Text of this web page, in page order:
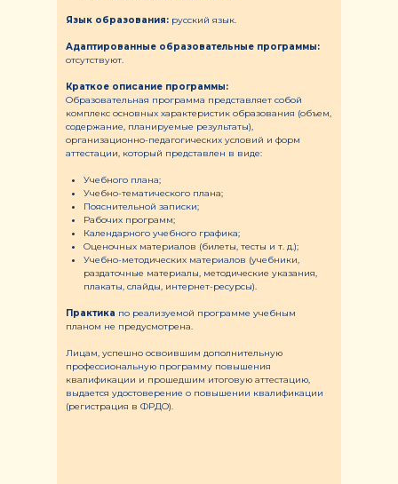
Язык образования: русский язык.
Адаптированные образовательные программы:
отсутствуют.
Краткое описание программы:
Образовательная программа представляет собой
комплекс основных характеристик образования (объем,
содержание, планируемые результаты),
организационно-педагогических условий и форм
аттестации, который представлен в виде:
Учебного плана;
Учебно-тематического плана;
Пояснительной записки;
Рабочих программ;
Календарного учебного графика;
Оценочных материалов (билеты, тесты и т. д.);
Учебно-методических материалов (учебники,
раздаточные материалы, методические указания,
плакаты, слайды, интернет-ресурсы).
Практика по реализуемой программе учебным
планом не предусмотрена.
Лицам, успешно освоившим дополнительную
профессиональную программу повышения
квалификации и прошедшим итоговую аттестацию,
выдается удостоверение о повышении квалификации
(регистрация в ФРДО).